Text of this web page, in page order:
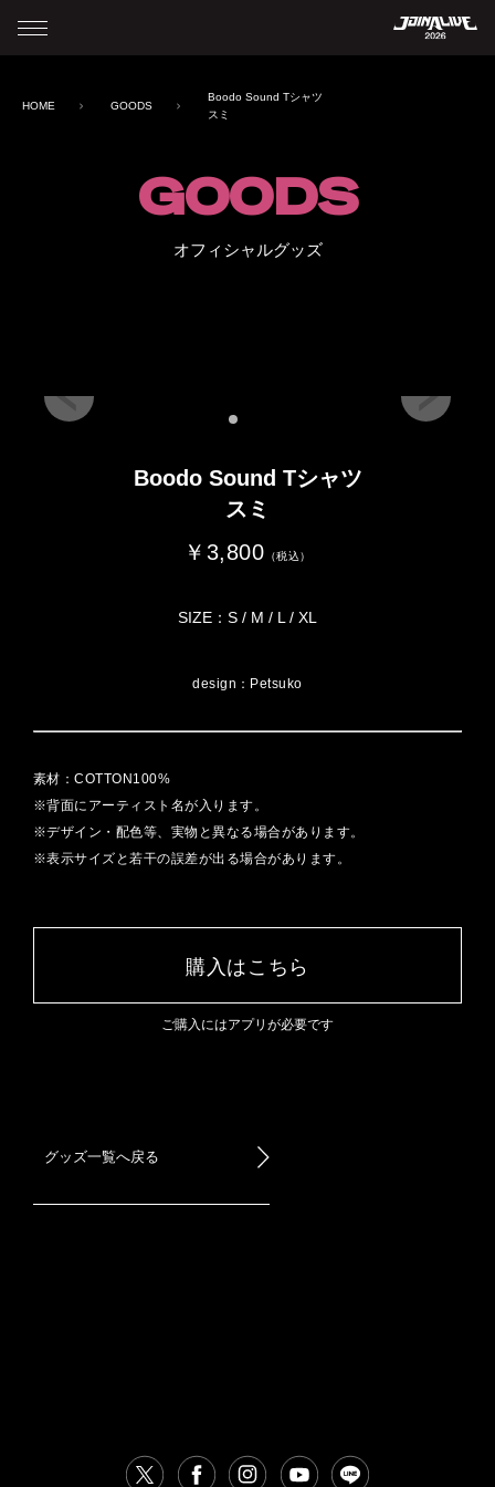
HOME GOODS
Boodo Sound Tシャツ
スミ
GOODS
オフィシャルグッズ
Boodo Sound Tシャツ
スミ
￥3,800 （税込）
SIZE：S / M / L / XL
design：Petsuko
素材：COTTON100%
※背面にアーティスト名が入ります。
※デザイン・配色等、実物と異なる場合があります。
※表示サイズと若干の誤差が出る場合があります。
購入はこちら
ご購入にはアプリが必要です
グッズ一覧へ戻る